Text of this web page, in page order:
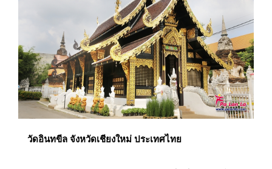
วัดอินทขีล จังหวัดเชียงใหม่ ประเทศไทย